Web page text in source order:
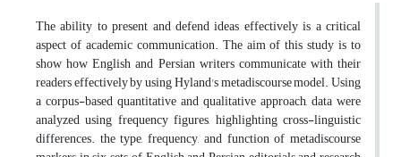
The ability to present and defend ideas effectively is a critical
aspect of academic communication. The aim of this study is to
show how English and Persian writers communicate with their
readers effectively by using Hyland's metadiscourse model. Using
a corpus-based quantitative and qualitative approach, data were
analyzed using frequency figures, highlighting cross-linguistic
differences. the type, frequency, and function of metadiscourse